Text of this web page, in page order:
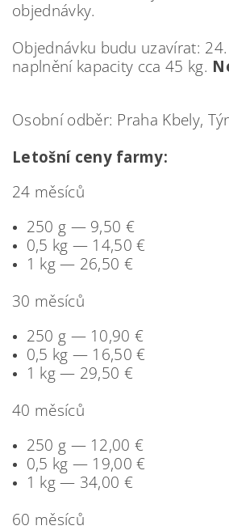
objednávky.
Objednávku budu uzavírat:
naplnění kapacity cca 45 kg.
Osobní odběr: Praha Kbely,
Letošní ceny farmy:
24 měsíců
250 g — 9,50 €
0,5 kg — 14,50 €
1 kg — 26,50 €
30 měsíců
250 g — 10,90 €
0,5 kg — 16,50 €
1 kg — 29,50 €
40 měsíců
250 g — 12,00 €
0,5 kg — 19,00 €
1 kg — 34,00 €
60 měsíců